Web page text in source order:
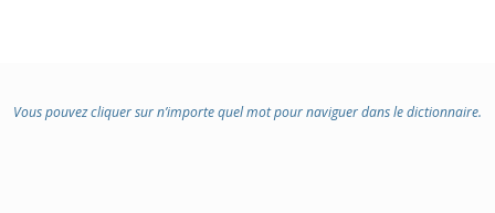
Vous pouvez cliquer sur n’importe quel mot pour naviguer dans le dictionnaire.